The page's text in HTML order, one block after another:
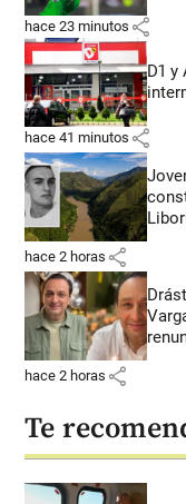
hace 23 minutos share
D1 y
hace 41 minutos share
hace 2 horas share
hace 2 horas share
Te